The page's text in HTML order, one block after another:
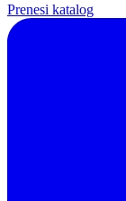
Prenesi katalog